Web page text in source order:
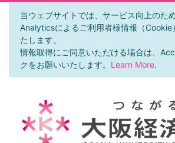
当ウェブサイトでは、サービス向上のた
Analyticsによるご利用者様情報（Cookie
たします。
情報取得にご同意いただける場合は、
クをお願いいたします。 Learn More.